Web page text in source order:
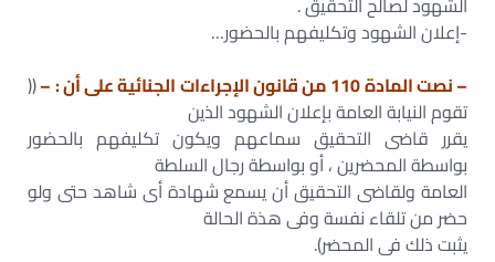
-إعلان الشهود وتكليفهم بالحضور…
– نصت المادة 110 من قانون الإجراءات الجنائية على أن : –
((
تقوم النيابة العامة بإعلان الشهود الذين
يقرر قاضى التحقيق سماعهم ويكون تكليفهم بالحضور
بواسطة المحضرين ، أو بواسطة رجال السلطة
العامة ولقاضى التحقيق أن يسمع شهادة أى شاهد حتى ولو
حضر من تلقاء نفسة وفى هذة الحالة
يثبت ذلك فى المحضر).